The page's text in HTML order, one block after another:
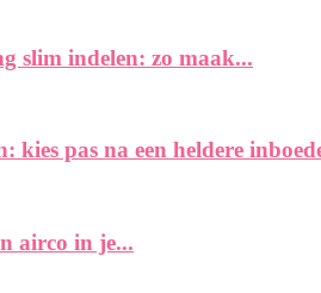
slim indelen: zo maak...
kies pas na een heldere
airco in je...